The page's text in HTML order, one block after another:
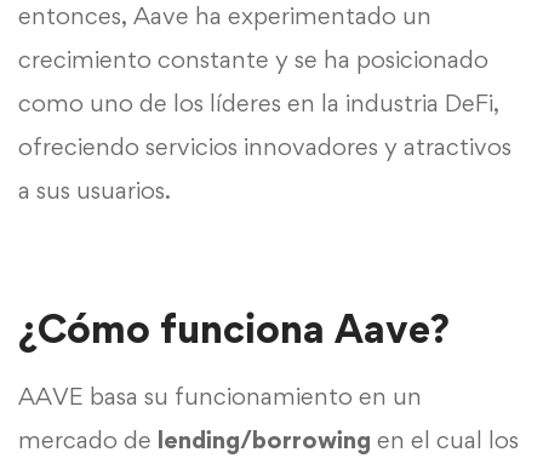
entonces, Aave ha experimentado un
crecimiento constante y se ha posicionado
como uno de los líderes en la industria DeFi,
ofreciendo servicios innovadores y atractivos
a sus usuarios.
¿Cómo funciona Aave?
AAVE basa su funcionamiento en un
mercado de lending/borrowing en el cual los